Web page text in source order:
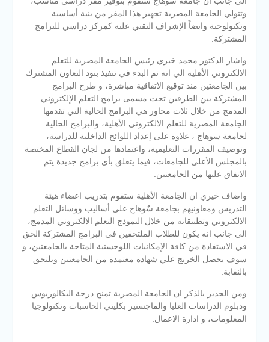
وتتولي الجامعة المصرية تجهيز هذا المقر من بنية أساسية
وتكنولوجية وايضاً الإشراف التقني عليه كمركز دراسي للبرامج
المشتركة.
واشار الدكتور محمد خيري رئيس الجامعة المصرية للتعلم
الالكتروني الأهلية الي انه تم البدء في تنفيذ بنود التعاون المشترك
بين الجامعتين منذ توقيع الاتفاقية مباشرة، و طرح البرامج
المشتركة بين الطرفين تحت مسمى برامج التعلم الإلكتروني
المدمج من خلال ثلاث محاور هي البرامج الحالية التي تقدمها
الجامعة المصرية للتعلم الالكتروني الأهلية، والبرامج الحالية
لجامعة سوهاج ، علاوة على إعداد اللوائح الداخلية للدراسة،
وتوصيف المقررات التعليمية، واعتمادها من لجان القطاع المختصة
بالمجلس الأعلى للجامعات، فيما يتعلق بأي برامج جديدة يتم
الاتفاق عليها من الجامعتين.
واضاف خيري ان الجامعة الأهلية ستقوم بتدريب اعضاء هيئة
التدريس ومعاونيهم بجامعة سٌوهاج علي أساليب ووسائل التعلم
الالكتروني وتطبيقاته من خلال النموذج التعلم الالكتروني المدمج،
الي جانب انه يكون للطلاب الملتحقين في البرامج المشتركة الحق
في الاستفادة من كافة الإمكانيات اللوجستية المتاحة بالجامعتين، و
سوف يحصل الخريج علي شهادة معتمدة من الجامعتين ويلتحق
بالنقابة.
ومن الجدير بالذكر ان الجامعة المصرية تمنح درجة البكالوريوس
ودبلوم الدراسات العليا والماجستير بكليتي الحاسبات وتكنولوجيا
المعلومات، و ادارة الاعمال.